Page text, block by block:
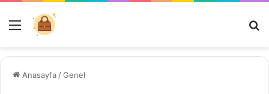
Menü
Anasayfa /Genel